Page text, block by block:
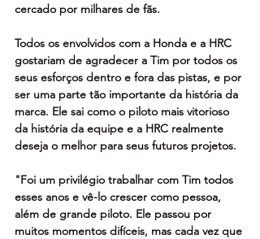
cercado por milhares de fãs.
Todos os envolvidos com a Honda e a HRC
gostariam de agradecer a Tim por todos os
seus esforços dentro e fora das pistas, e por
ser uma parte tão importante da história da
marca. Ele sai como o piloto mais vitorioso
da história da equipe e a HRC realmente
deseja o melhor para seus futuros projetos.
"Foi um privilégio trabalhar com Tim todos
esses anos e vê-lo crescer como pessoa,
além de grande piloto. Ele passou por
muitos momentos difíceis, mas cada vez que